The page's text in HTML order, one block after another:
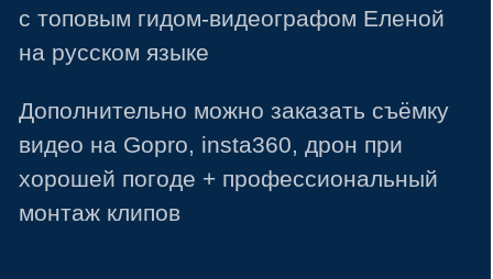
видео на Gopro, insta360, дрон при
хорошей погоде + профессиональный
монтаж клипов
Заказать консультацию